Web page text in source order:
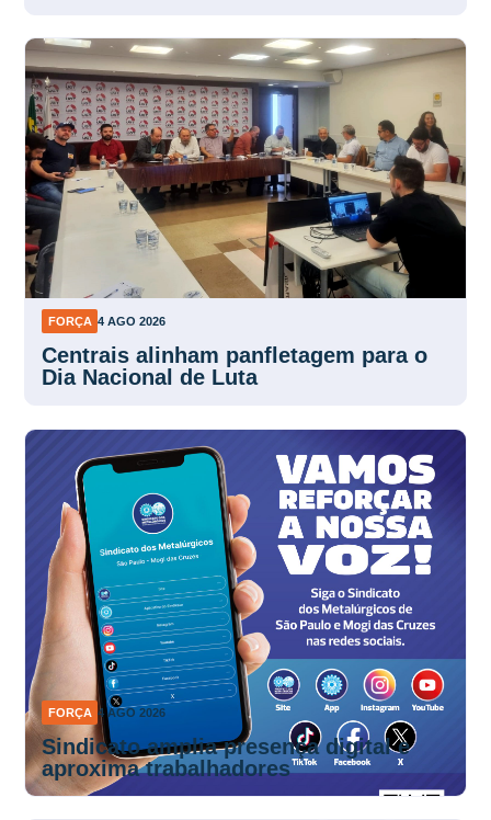
FORÇA 4 AGO 2026
Centrais alinham panfletagem para o
Dia Nacional de Luta
FORÇA 4 AGO 2026
Sindicato amplia presença digital e
aproxima trabalhadores